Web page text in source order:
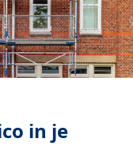
in je